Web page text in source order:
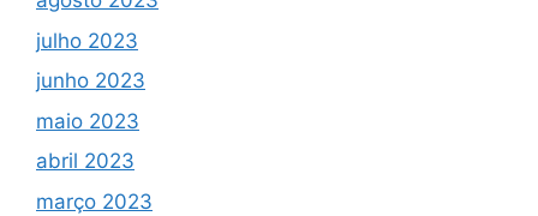
julho 2023
junho 2023
maio 2023
abril 2023
março 2023